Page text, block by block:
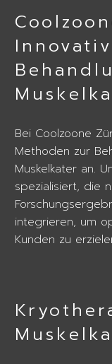
Bei Coolzoone
Methoden zur
Muskelkater an.
spezialisiert, die
integrieren, um
Kunden zu